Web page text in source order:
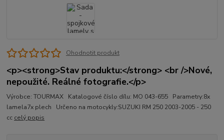
Ohodnotit produkt
<p><strong>Stav produktu:</strong> <br />Nové,
nepoužité. Reálné fotografie.</p>
Výrobce: TOURMAX Katalogové číslo dílu: MO 043-655 Parametry:8x
lamela7x plech Určeno na motocykly:SUZUKI RM 250 2003-2005 - 250
cc celý popis